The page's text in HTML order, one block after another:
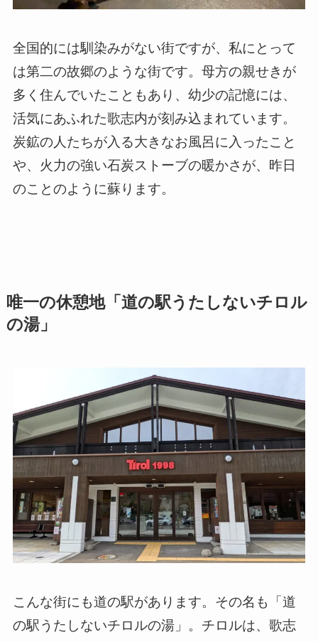
全国的には馴染みがない街ですが、私にとって
は第二の故郷のような街です。母方の親せきが
多く住んでいたこともあり、幼少の記憶には、
活気にあふれた歌志内が刻み込まれています。
炭鉱の人たちが入る大きなお風呂に入ったこと
や、火力の強い石炭ストーブの暖かさが、昨日
のことのように蘇ります。
唯一の休憩地「道の駅うたしないチロル
の湯」
こんな街にも道の駅があります。その名も「道
の駅うたしないチロルの湯」。チロルは、歌志